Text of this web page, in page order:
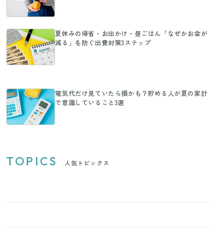
夏休みの帰省・お出かけ・昼ごはん「なぜかお金が
減る」を防ぐ出費対策3ステップ
電気代だけ見ていたら損かも？貯める人が夏の家計
で意識していること3選
TOPICS 人気トピックス